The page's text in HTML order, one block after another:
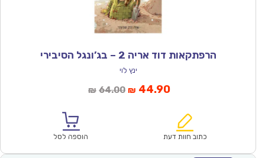
הרפתקאות דוד אריה 2 – בג’ונגל הסיבירי
ינץ לוי
₪ 64.00המחיר
₪64.00.
₪ 44.90המחיר
הוא:
כתוב חוות דעת הוספה לסל